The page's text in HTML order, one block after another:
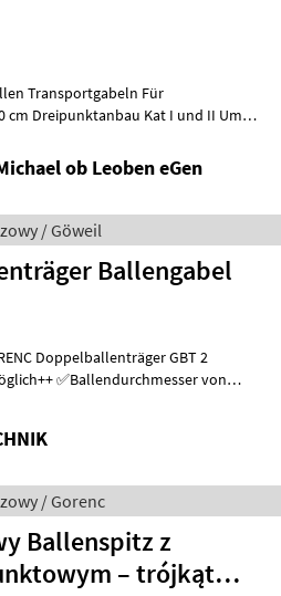
Transportgabeln Für
Dreipunktanbau Kat I und II Um
ob Leoben eGen
/ Göweil
Ballengabel
von
/ Gorenc
Ballenspitz z
– trójkąt